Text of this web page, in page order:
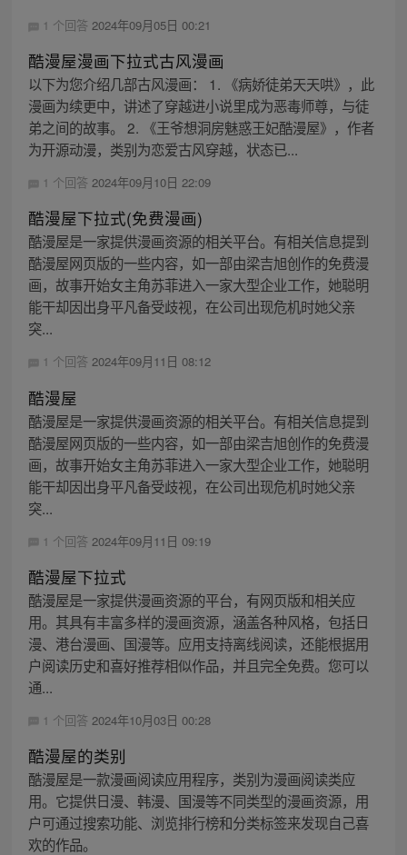
1 个回答 2024年09月05日 00:21
酷漫屋漫画下拉式古风漫画
以下为您介绍几部古风漫画： 1. 《病娇徒弟天天哄》，此
漫画为续更中，讲述了穿越进小说里成为恶毒师尊，与徒
弟之间的故事。 2. 《王爷想洞房魅惑王妃酷漫屋》，作者
为开源动漫，类别为恋爱古风穿越，状态已...
1 个回答 2024年09月10日 22:09
酷漫屋下拉式(免费漫画)
酷漫屋是一家提供漫画资源的相关平台。有相关信息提到
酷漫屋网页版的一些内容，如一部由梁吉旭创作的免费漫
画，故事开始女主角苏菲进入一家大型企业工作，她聪明
能干却因出身平凡备受歧视，在公司出现危机时她父亲
突...
1 个回答 2024年09月11日 08:12
酷漫屋
酷漫屋是一家提供漫画资源的相关平台。有相关信息提到
酷漫屋网页版的一些内容，如一部由梁吉旭创作的免费漫
画，故事开始女主角苏菲进入一家大型企业工作，她聪明
能干却因出身平凡备受歧视，在公司出现危机时她父亲
突...
1 个回答 2024年09月11日 09:19
酷漫屋下拉式
酷漫屋是一家提供漫画资源的平台，有网页版和相关应
用。其具有丰富多样的漫画资源，涵盖各种风格，包括日
漫、港台漫画、国漫等。应用支持离线阅读，还能根据用
户阅读历史和喜好推荐相似作品，并且完全免费。您可以
通...
1 个回答 2024年10月03日 00:28
酷漫屋的类别
酷漫屋是一款漫画阅读应用程序，类别为漫画阅读类应
用。它提供日漫、韩漫、国漫等不同类型的漫画资源，用
户可通过搜索功能、浏览排行榜和分类标签来发现自己喜
欢的作品。